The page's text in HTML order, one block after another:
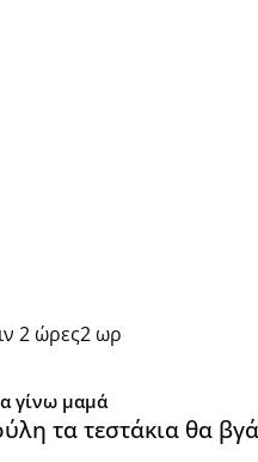
2 ώρες2 ωρ
γίνω μαμά
τα τεστάκια θα